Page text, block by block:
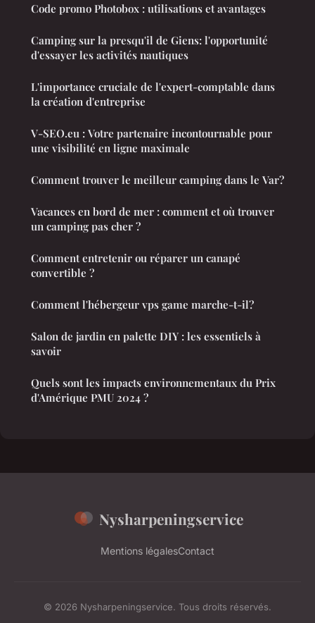
Code promo Photobox : utilisations et avantages
Camping sur la presqu'il de Giens: l'opportunité
d'essayer les activités nautiques
L'importance cruciale de l'expert-comptable dans
la création d'entreprise
V-SEO.eu : Votre partenaire incontournable pour
une visibilité en ligne maximale
Comment trouver le meilleur camping dans le Var?
Vacances en bord de mer : comment et où trouver
un camping pas cher ?
Comment entretenir ou réparer un canapé
convertible ?
Comment l'hébergeur vps game marche-t-il?
Salon de jardin en palette DIY : les essentiels à
savoir
Quels sont les impacts environnementaux du Prix
d'Amérique PMU 2024 ?
Nysharpeningservice
Mentions légalesContact
© 2026 Nysharpeningservice. Tous droits réservés.